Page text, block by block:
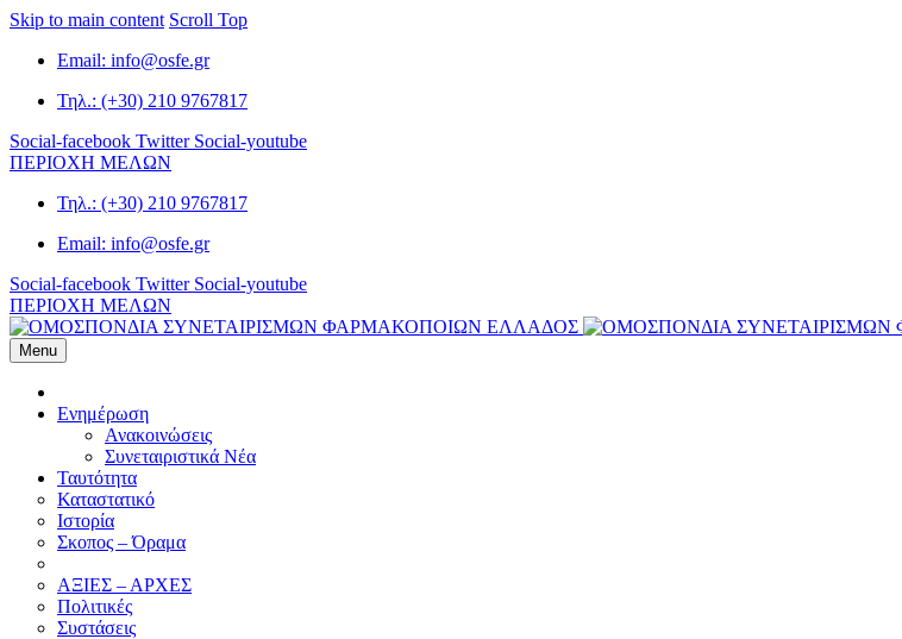
Skip to main content Scroll Top
Email: info@osfe.gr
Τηλ.: (+30) 210 9767817
Social-facebook Twitter Social-youtube
ΠΕΡΙΟΧΗ ΜΕΛΩΝ
Τηλ.: (+30) 210 9767817
Email: info@osfe.gr
Social-facebook Twitter Social-youtube
ΠΕΡΙΟΧΗ ΜΕΛΩΝ
Menu
Ενημέρωση
Ανακοινώσεις
Συνεταιριστικά Νέα
Ταυτότητα
Καταστατικό
Ιστορία
Σκοπος – Όραμα
ΑΞΙΕΣ – ΑΡΧΕΣ
Πολιτικές
Συστάσεις